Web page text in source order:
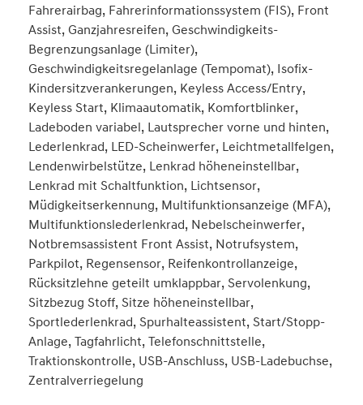
Fahrerairbag, Fahrerinformationssystem (FIS), Front
Assist, Ganzjahresreifen, Geschwindigkeits-
Begrenzungsanlage (Limiter),
Geschwindigkeitsregelanlage (Tempomat), Isofix-
Kindersitzverankerungen, Keyless Access/Entry,
Keyless Start, Klimaautomatik, Komfortblinker,
Ladeboden variabel, Lautsprecher vorne und hinten,
Lederlenkrad, LED-Scheinwerfer, Leichtmetallfelgen,
Lendenwirbelstütze, Lenkrad höheneinstellbar,
Lenkrad mit Schaltfunktion, Lichtsensor,
Müdigkeitserkennung, Multifunktionsanzeige (MFA),
Multifunktionslederlenkrad, Nebelscheinwerfer,
Notbremsassistent Front Assist, Notrufsystem,
Parkpilot, Regensensor, Reifenkontrollanzeige,
Rücksitzlehne geteilt umklappbar, Servolenkung,
Sitzbezug Stoff, Sitze höheneinstellbar,
Sportlederlenkrad, Spurhalteassistent, Start/Stopp-
Anlage, Tagfahrlicht, Telefonschnittstelle,
Traktionskontrolle, USB-Anschluss, USB-Ladebuchse,
Zentralverriegelung